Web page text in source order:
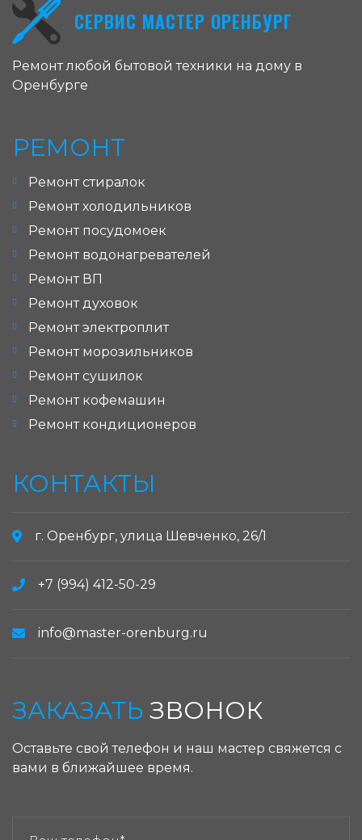
СЕРВИС МАСТЕР ОРЕНБУРГ
Ремонт любой бытовой техники на дому в
Оренбурге
РЕМОНТ
Ремонт стиралок
Ремонт холодильников
Ремонт посудомоек
Ремонт водонагревателей
Ремонт ВП
Ремонт духовок
Ремонт электроплит
Ремонт морозильников
Ремонт сушилок
Ремонт кофемашин
Ремонт кондиционеров
КОНТАКТЫ
г. Оренбург, улица Шевченко, 26/1
+7 (994) 412-50-29
info@master-orenburg.ru
ЗАКАЗАТЬ ЗВОНОК
Оставьте свой телефон и наш мастер свяжется с
вами в ближайшее время.